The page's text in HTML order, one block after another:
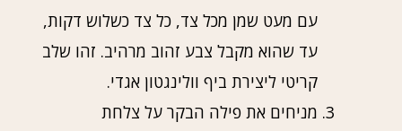
עם מעט שמן מכל צד, כל צד כשלוש דקות,
עד שהוא מקבל צבע זהוב מרהיב. זהו שלב
קריטי ליצירת ביף וולינגטון אגדי.
מניחים את פילה הבקר על צלחת